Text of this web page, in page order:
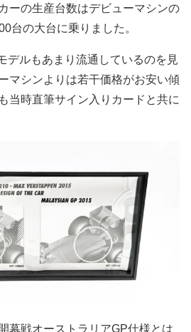
ーの生産台数はデビューマシンの
台の大台に乗りました。
デルもあまり流通しているのを見
マシンよりは若干価格がお安い傾
当時直筆サイン入りカードと共に
幕戦オーストラリアGP仕様とは